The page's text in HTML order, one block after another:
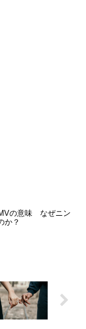
の意味 なぜニン
か？